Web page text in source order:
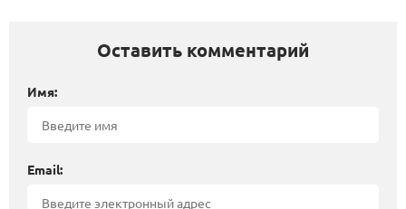
Оставить комментарий
Имя:
Email: